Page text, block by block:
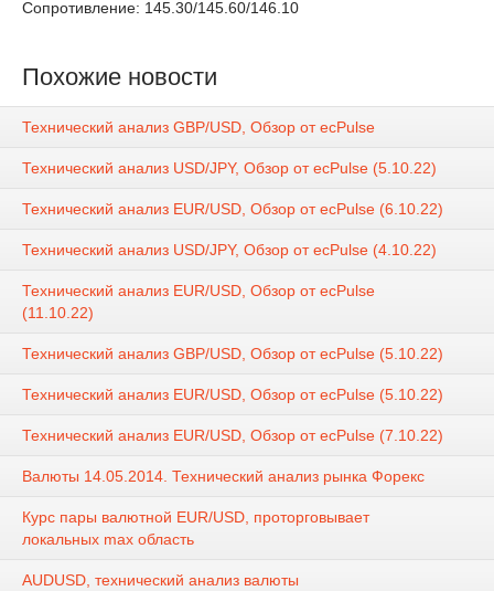
Сопротивление: 145.30/145.60/146.10
Похожие новости
Технический анализ GBP/USD, Обзор от ecPulse
Технический анализ USD/JPY, Обзор от ecPulse (5.10.22)
Технический анализ EUR/USD, Обзор от ecPulse (6.10.22)
Технический анализ USD/JPY, Обзор от ecPulse (4.10.22)
Технический анализ EUR/USD, Обзор от ecPulse
(11.10.22)
Технический анализ GBP/USD, Обзор от ecPulse (5.10.22)
Технический анализ EUR/USD, Обзор от ecPulse (5.10.22)
Технический анализ EUR/USD, Обзор от ecPulse (7.10.22)
Валюты 14.05.2014. Технический анализ рынка Форекс
Курс пары валютной EUR/USD, проторговывает
локальных max область
AUDUSD, технический анализ валюты